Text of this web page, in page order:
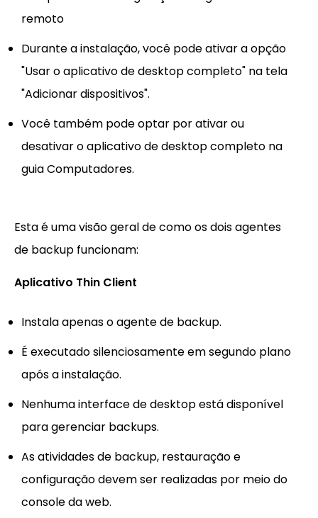
remoto
Durante a instalação, você pode ativar a opção
"Usar o aplicativo de desktop completo" na tela
"Adicionar dispositivos".
Você também pode optar por ativar ou
desativar o aplicativo de desktop completo na
guia Computadores.
Esta é uma visão geral de como os dois agentes
de backup funcionam:
Aplicativo Thin Client
Instala apenas o agente de backup.
É executado silenciosamente em segundo plano
após a instalação.
Nenhuma interface de desktop está disponível
para gerenciar backups.
As atividades de backup, restauração e
configuração devem ser realizadas por meio do
console da web.